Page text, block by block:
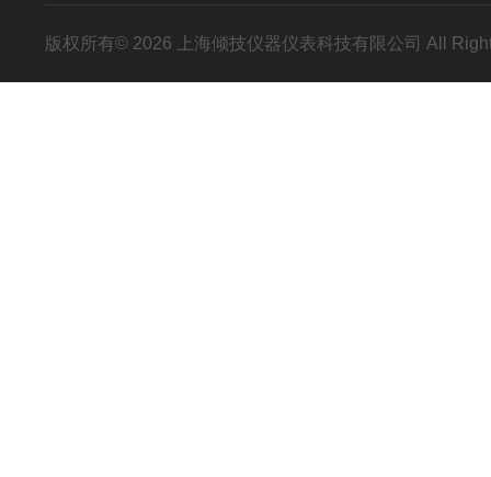
版权所有© 2026 上海倾技仪器仪表科技有限公司 All